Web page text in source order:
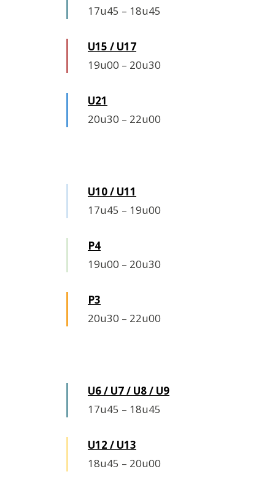
17u45 – 18u45
U15 / U17
19u00 – 20u30
U21
20u30 – 22u00
U10 / U11
17u45 – 19u00
P4
19u00 – 20u30
P3
20u30 – 22u00
U6 / U7 / U8 / U9
17u45 – 18u45
U12 / U13
18u45 – 20u00